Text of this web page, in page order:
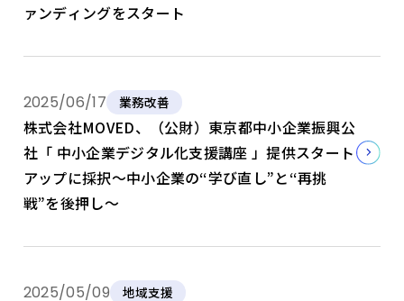
ァンディングをスタート
2025/06/17 業務改善
株式会社MOVED、（公財）東京都中小企業振興公
社「 中小企業デジタル化支援講座 」提供スタート
アップに採択〜中小企業の“学び直し”と“再挑
戦”を後押し〜
2025/05/09 地域支援